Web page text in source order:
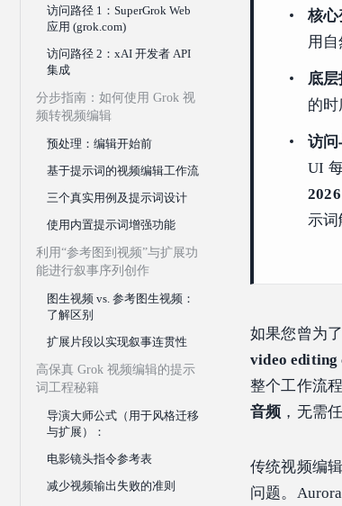
访问路径 1：SuperGrok Web
应用 (grok.com)
访问路径 2：xAI 开发者 API
集成
分步指南：如何使用 Grok 视
频转视频编辑
预处理：编辑开始前
基于提示词的视频编辑工作流
三个真实用例及提示词设计
使用内置提示词增强功能
利用“参考图到视频”与扩展功
能进行叙事序列创作
图生视频 vs. 参考图生视频：
了解区别
扩展片段以实现叙事连贯性
高保真 Grok 视频编辑的提示
词工程秘籍
导演大师公式（用于风格迁移
与扩展）：
电影镜头指令参考表
减少视频输出失败的准则
核心
用自
底层
的时
访问
UI
2026
示词
如果您曾为
video editing
整个工作流
音频 ，无需
传统视频编
问题。